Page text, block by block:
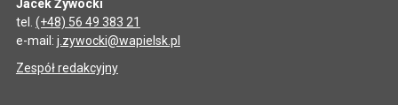
Jacek Żywocki
tel. (+48) 56 49 383 21
e-mail: j.zywocki@wapielsk.pl
Zespół redakcyjny